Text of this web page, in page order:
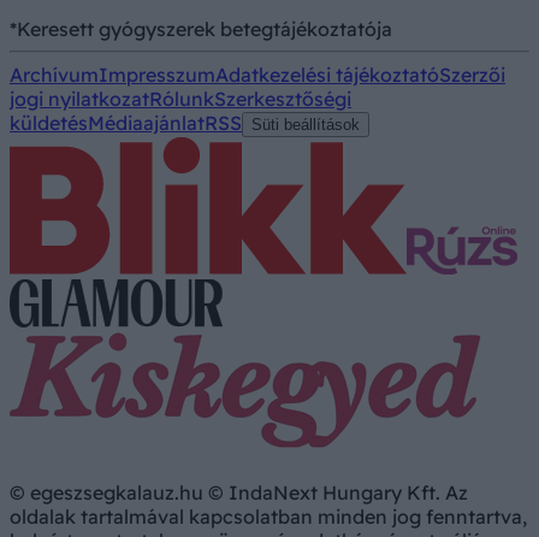
*Keresett gyógyszerek betegtájékoztatója
ArchívumImpresszumAdatkezelési tájékoztatóSzerzői
jogi nyilatkozatRólunkSzerkesztőségi
küldetésMédiaajánlatRSS Süti beállítások
© egeszsegkalauz.hu © IndaNext Hungary Kft. Az
oldalak tartalmával kapcsolatban minden jog fenntartva,